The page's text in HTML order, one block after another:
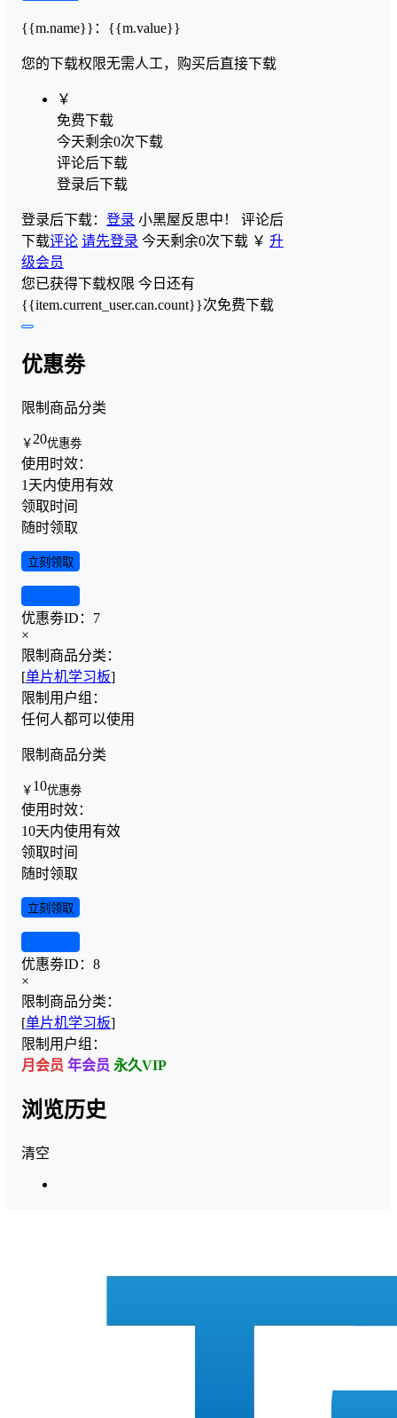
{{m.name}} ： {{m.value}}
您的下载权限无需人工，购买后直接下载
￥
免费下载
今天剩余0次下载
评论后下载
登录后下载
登录后下载： 登录 小黑屋反思中！ 评论后
下载评论 请先登录 今天剩余0次下载 ￥ 升
级会员
您已获得下载权限 今日还有
{{item.current_user.can.count}}次免费下载
优惠劵
限制商品分类
￥ 20优惠劵
使用时效：
1天内使用有效
领取时间
随时领取
立刻领取
优惠劵ID： 7
×
限制商品分类：
[单片机学习板]
限制用户组：
任何人都可以使用
限制商品分类
￥ 10优惠劵
使用时效：
10天内使用有效
领取时间
随时领取
立刻领取
优惠劵ID： 8
×
限制商品分类：
[单片机学习板]
限制用户组：
月会员 年会员 永久VIP
浏览历史
清空